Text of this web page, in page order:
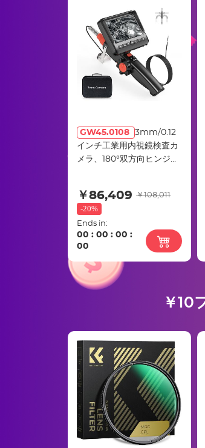
GW45.0108
3mm/0.12
インチ工業用内視鏡検査カ
メラ、180°双方向ヒンジ付
￥86,409 ￥108,011
-20%
Ends in:
00 :00 :00 :
00
￥10